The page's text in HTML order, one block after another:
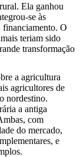
Ela ganhou
se às
financiamento. O
teriam sido
transformação
a agricultura
agricultores de
nordestino.
a antiga
com
do mercado,
e